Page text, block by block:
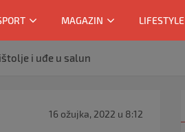
MAGAZIN LIFESTYLE
i uđe u salun
16 ožujka, 2022 u 8:12